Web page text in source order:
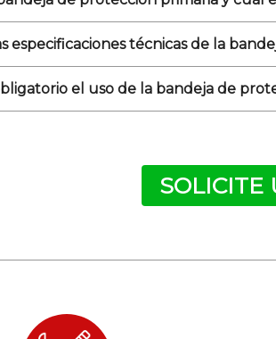
especificaciones técnicas de la
el uso de la bandeja de
SOLICITE